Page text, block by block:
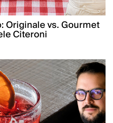
Originale vs. Gourmet
Citeroni